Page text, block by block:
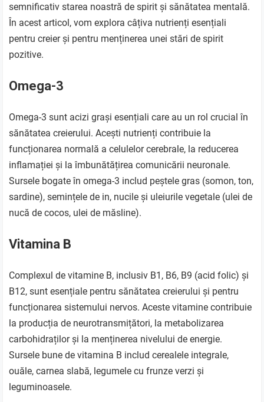
semnificativ starea noastră de spirit și sănătatea mentală.
În acest articol, vom explora câțiva nutrienți esențiali
pentru creier și pentru menținerea unei stări de spirit
pozitive.
Omega-3
Omega-3 sunt acizi grași esențiali care au un rol crucial în
sănătatea creierului. Acești nutrienți contribuie la
funcționarea normală a celulelor cerebrale, la reducerea
inflamației și la îmbunătățirea comunicării neuronale.
Sursele bogate în omega-3 includ peștele gras (somon, ton,
sardine), semințele de in, nucile și uleiurile vegetale (ulei de
nucă de cocos, ulei de măsline).
Vitamina B
Complexul de vitamine B, inclusiv B1, B6, B9 (acid folic) și
B12, sunt esențiale pentru sănătatea creierului și pentru
funcționarea sistemului nervos. Aceste vitamine contribuie
la producția de neurotransmițători, la metabolizarea
carbohidraților și la menținerea nivelului de energie.
Sursele bune de vitamina B includ cerealele integrale,
ouăle, carnea slabă, legumele cu frunze verzi și
leguminoasele.